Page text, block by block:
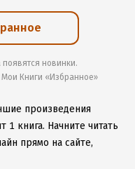
новинки.
Книги «Избранное»
произведения
1 книга. Начните читать
прямо на сайте,